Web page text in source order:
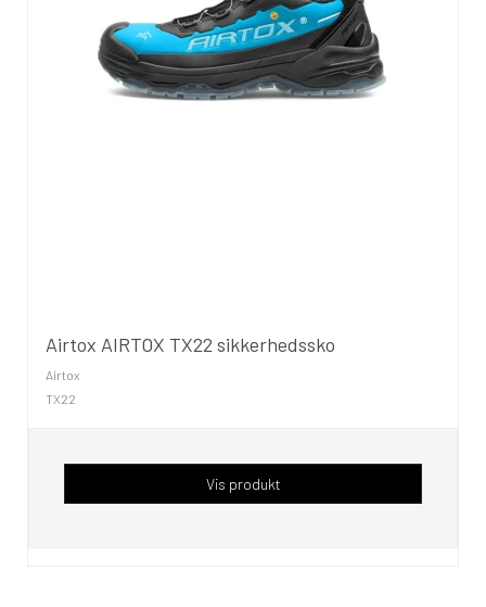
Airtox AIRTOX TX22 sikkerhedssko
Airtox
TX22
Vis produkt